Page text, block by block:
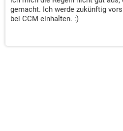
gemacht. Ich werde zukünftig
bei CCM einhalten. :)